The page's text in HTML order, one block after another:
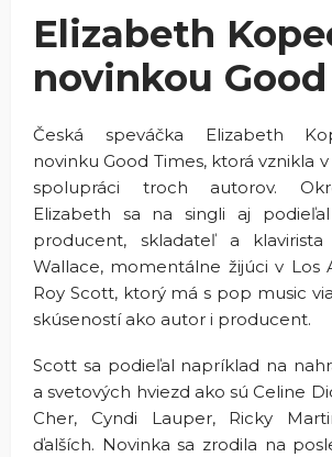
Elizabeth
novinkou
Česká speváčka Elizabeth
novinku Good Times, ktorá vznikla
spolupráci troch autorov.
Elizabeth sa na singli aj
producent, skladateľ a
Wallace, momentálne žijúci v Los
Roy Scott, ktorý má s pop music
skúseností ako autor i producent.
Scott sa podieľal napríklad na
a svetových hviezd ako sú Celine
Cher, Cyndi Lauper, Ricky
ďalších. Novinka sa zrodila na